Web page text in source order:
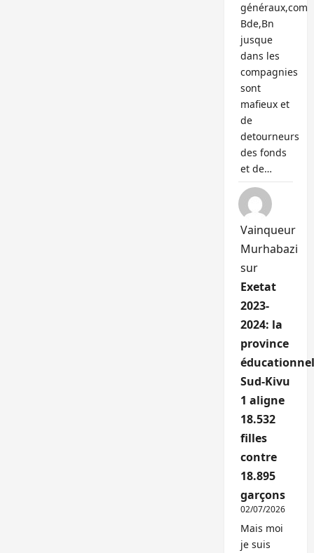
généraux,com
Bde,Bn
jusque
dans les
compagnies
sont
mafieux et
de
detourneurs
des fonds
et de…
Vainqueur
Murhabazi
sur
Exetat
2023-
2024: la
province
Sud-Kivu
1 aligne
18.532
filles
contre
18.895
garçons
02/07/2026
Mais moi
je suis